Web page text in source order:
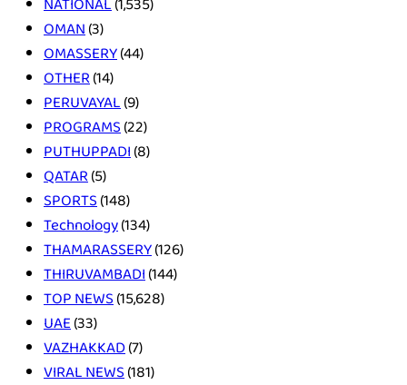
OMAN(3)
OMASSERY(44)
OTHER(14)
PERUVAYAL(9)
PROGRAMS(22)
PUTHUPPADI(8)
QATAR(5)
SPORTS(148)
Technology(134)
THAMARASSERY(126)
THIRUVAMBADI(144)
TOP NEWS(15,628)
UAE(33)
VAZHAKKAD(7)
VIRAL NEWS(181)